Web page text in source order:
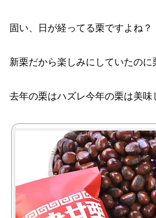
固い、日が経ってる栗ですよね？
新栗だから楽しみにしていたのに
去年の栗はハズレ今年の栗は美味